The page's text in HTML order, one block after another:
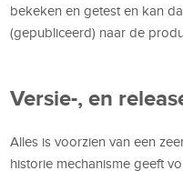
bekeken en getest en kan
(gepubliceerd) naar de
Versie-, en
Alles is voorzien van een
historie mechanisme geeft